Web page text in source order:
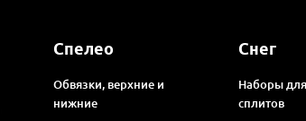
Спелео
Обвязки, верхние и
нижние
Снег
Наборы
сплитов